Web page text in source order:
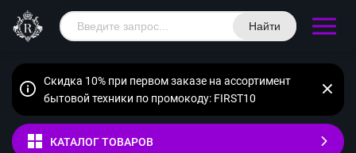
Найти
Скидка 10% при первом заказе на ассортимент
бытовой техники по промокоду: FIRST10
КАТАЛОГ ТОВАРОВ